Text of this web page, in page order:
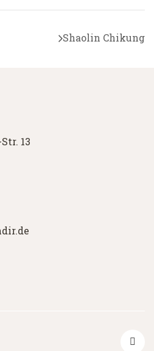
Shaolin Chikung
13